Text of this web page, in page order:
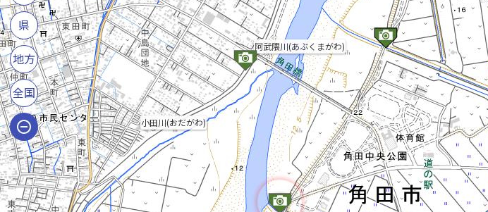
阿武隈川(あぶくまがわ)
小田川(おだがわ)
県
地方
全国